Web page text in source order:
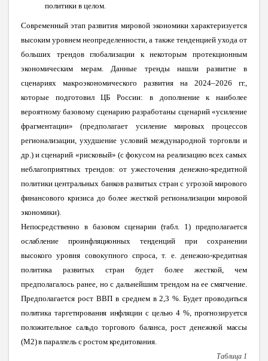
политики в целом.
Современный этап развития мировой экономики характеризуется
высоким уровнем неопределенности, а также тенденцией ухода от
больших трендов глобализации к некоторым протекционным
экономическим мерам. Данные тренды нашли развитие в
сценариях макроэкономического развития на 2024–2026 гг.,
которые подготовил ЦБ России: в дополнение к наиболее
вероятному базовому сценарию разработаны сценарий «усиление
фрагментации» (предполагает усиление мировых процессов
регионализации, ухудшение условий международной торговли и
др.) и сценарий «рисковый» (с фокусом на реализацию всех самых
неблагоприятных трендов: от ужесточения денежно-кредитной
политики центральных банков развитых стран с угрозой мирового
финансового кризиса до более жесткой регионализации мировой
экономики).
Непосредственно в базовом сценарии (табл. 1) предполагается
ослабление проинфляционных тенденцийпри сохранении
высокого уровня совокупного спроса, т. е. денежно-кредитная
политика развитых стран будет более жесткой, чем
предполагалось ранее, но с дальнейшим трендом на ее смягчение.
Предполагается рост ВВП в среднем в 2,3 %. Будет проводиться
политика таргетирования инфляции с целью 4 %, прогнозируется
положительное сальдо торгового баланса, рост денежной массы
(M2) в параллель с ростом кредитования.
Таблица 1